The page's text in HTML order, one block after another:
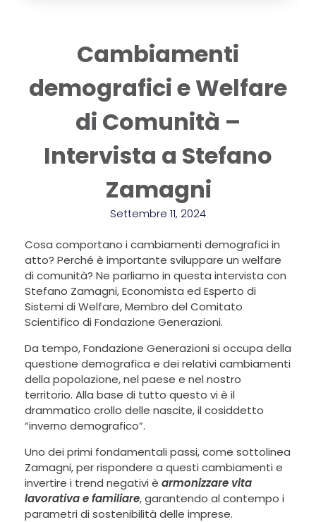
Cambiamenti
demografici e Welfare
di Comunità –
Intervista a Stefano
Zamagni
Settembre 11, 2024
Cosa comportano i cambiamenti demografici in
atto? Perché è importante sviluppare un welfare
di comunità? Ne parliamo in questa intervista con
Stefano Zamagni, Economista ed Esperto di
Sistemi di Welfare, Membro del Comitato
Scientifico di Fondazione Generazioni.
Da tempo, Fondazione Generazioni si occupa della
questione demografica e dei relativi cambiamenti
della popolazione, nel paese e nel nostro
territorio. Alla base di tutto questo vi è il
drammatico crollo delle nascite, il cosiddetto
“inverno demografico”.
Uno dei primi fondamentali passi, come sottolinea
Zamagni, per rispondere a questi cambiamenti e
invertire i trend negativi è armonizzare vita
lavorativa e familiare, garantendo al contempo i
parametri di sostenibilità delle imprese.